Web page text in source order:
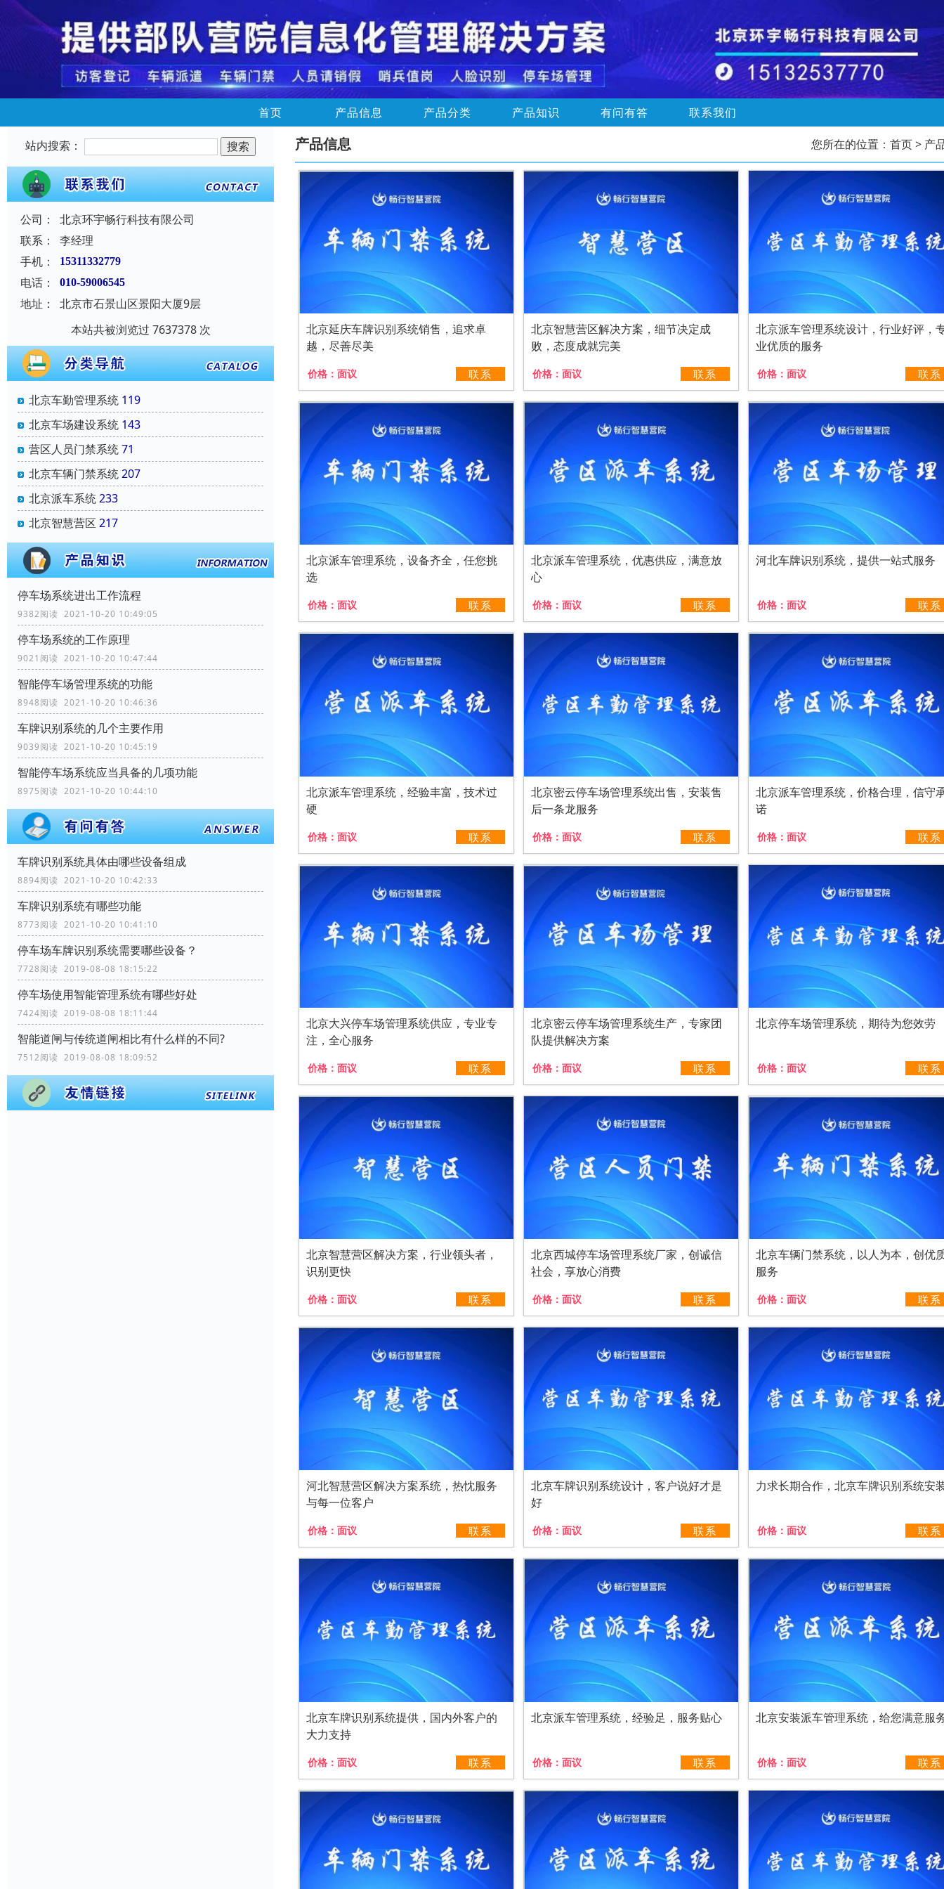
首页 产品信息 产品分类 产品知识 有问有答 联系我们
站内搜索：
公司：
北京环宇畅行科技有限公司
联系：
李经理
手机：
15311332779
电话： 010-59006545
地址：
北京市石景山区景阳大厦9层
本站共被浏览过 7637378 次
北京车勤管理系统 119
北京车场建设系统 143
营区人员门禁系统71
北京车辆门禁系统207
北京派车系统233
北京智慧营区 217
停车场系统进出工作流程
9382阅读 2021-10-20 10:49:05
停车场系统的工作原理
9021阅读 2021-10-20 10:47:44
智能停车场管理系统的功能
8948阅读 2021-10-20 10:46:36
车牌识别系统的几个主要作用
9039阅读 2021-10-20 10:45:19
智能停车场系统应当具备的几项功能
8975阅读 2021-10-20 10:44:10
车牌识别系统具体由哪些设备组成
8894阅读 2021-10-20 10:42:33
车牌识别系统有哪些功能
8773阅读 2021-10-20 10:41:10
停车场车牌识别系统需要哪些设备？
7728阅读 2019-08-08 18:15:22
停车场使用智能管理系统有哪些好处
7424阅读 2019-08-08 18:11:44
智能道闸与传统道闸相比有什么样的不同?
7512阅读 2019-08-08 18:09:52
产品信息 您所在的位置： 首页> 产
北京延庆车牌识别系统销售，追求卓
越，尽善尽美
价格： 面议 联系
北京智慧营区解决方案，细节决定成
败，态度成就完美
价格： 面议 联系
北京派车管理系统设计，行业好评，
业优质的服务
价格： 面议 联系
北京派车管理系统，设备齐全，任您挑
选
价格： 面议 联系
北京派车管理系统，优惠供应，满意放
心
价格： 面议 联系
河北车牌识别系统，提供一站式服务
价格： 面议 联系
北京派车管理系统，经验丰富，技术过
硬
价格： 面议 联系
北京密云停车场管理系统出售，安装售
后一条龙服务
价格： 面议 联系
北京派车管理系统，价格合理，信守
诺
价格： 面议 联系
北京大兴停车场管理系统供应，专业专
注，全心服务
价格： 面议 联系
北京密云停车场管理系统生产，专家团
队提供解决方案
价格： 面议 联系
北京停车场管理系统，期待为您效劳
价格： 面议 联系
北京智慧营区解决方案，行业领头者，
识别更快
价格： 面议 联系
北京西城停车场管理系统厂家，创诚信
社会，享放心消费
价格： 面议 联系
北京车辆门禁系统，以人为本，创优
服务
价格： 面议 联系
河北智慧营区解决方案系统，热忱服务
与每一位客户
价格： 面议 联系
北京车牌识别系统设计，客户说好才是
好
价格： 面议 联系
力求长期合作，北京车牌识别系统安
价格： 面议 联系
北京车牌识别系统提供，国内外客户的
大力支持
价格： 面议 联系
北京派车管理系统，经验足，服务贴心
价格： 面议 联系
北京安装派车管理系统，给您满意服
价格： 面议 联系